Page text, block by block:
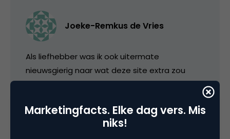
Joeke-Remkus de Vries
Als liefhebber was ik ook uitermate
nieuwsgierig naar wat deze site extra zou
toevoegen voor de echte Pearl Jam fans,
zwaar tegen valt. Op zich wel weer bijzonder
voor een band die op andere vlakken juist wel
Marketingfacts. Elke dag vers. Mis
niks!